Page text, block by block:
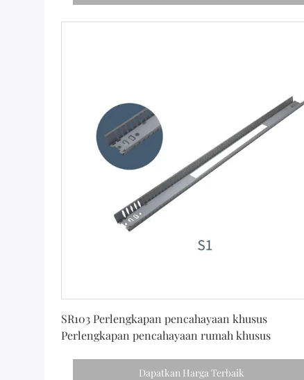
SR103 Perlengkapan pencahayaan khusus
Perlengkapan pencahayaan rumah khusus
Dapatkan Harga Terbaik